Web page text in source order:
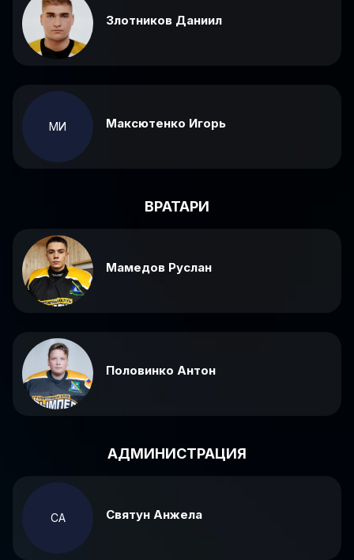
Злотников Даниил
МИ Максютенко Игорь
ВРАТАРИ
Мамедов Руслан
Половинко Антон
АДМИНИСТРАЦИЯ
СА Святун Анжела